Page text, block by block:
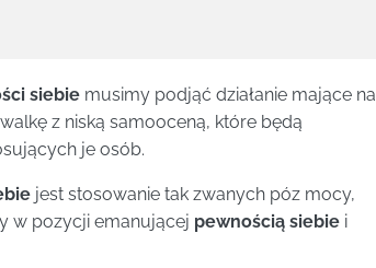
siebie musimy podjąć działanie mające na
z niską samooceną, które będą
je osób.
jest stosowanie tak zwanych póz mocy,
w pozycji emanującej pewnością siebie i